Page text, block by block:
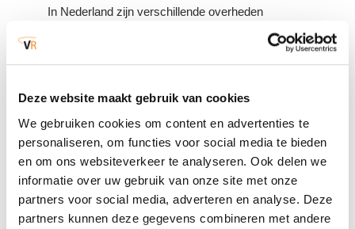
Deze website maakt gebruik van cookies
We gebruiken cookies om content en advertenties te
personaliseren, om functies voor social media te bieden
en om ons websiteverkeer te analyseren. Ook delen we
informatie over uw gebruik van onze site met onze
partners voor social media, adverteren en analyse. Deze
partners kunnen deze gegevens combineren met andere
In Nederland zijn verschillende overheden
Besluit activiteiten leefomgeving (Bal) paragraaf
4.2, dat gaat over toezicht bij Seveso-inrichtingen.
Nederland is verdeeld in 6 gebieden, waarin de
uitvoering van deze taken georganiseerd is. 1 van
dit gebied werken Omgevingsdienst Midden- en
West- Brabant, Nederlandse Arbeidsinspectie, de
waterkwaliteitsbeheerder Brabantse Delta en de 3
veiligheidsregio’s (Veiligheidsregio Midden- en
West-Brabant, Veiligheidsregio Brabant-Noord en